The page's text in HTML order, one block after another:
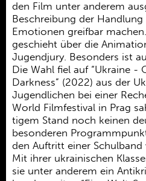
den Film unter anderem
Beschreibung der
Emotionen greifbar
geschieht über die
Jugendjury. Besonders ist
Die Wahl fiel auf “Ukraine -
Darkness” (2022) aus der
Jugendlichen bei einer
World Filmfestival in Prag
tigem Stand noch keinen
besonderen
den Auftritt einer
Mit ihrer ukrainischen
sie unter anderem ein